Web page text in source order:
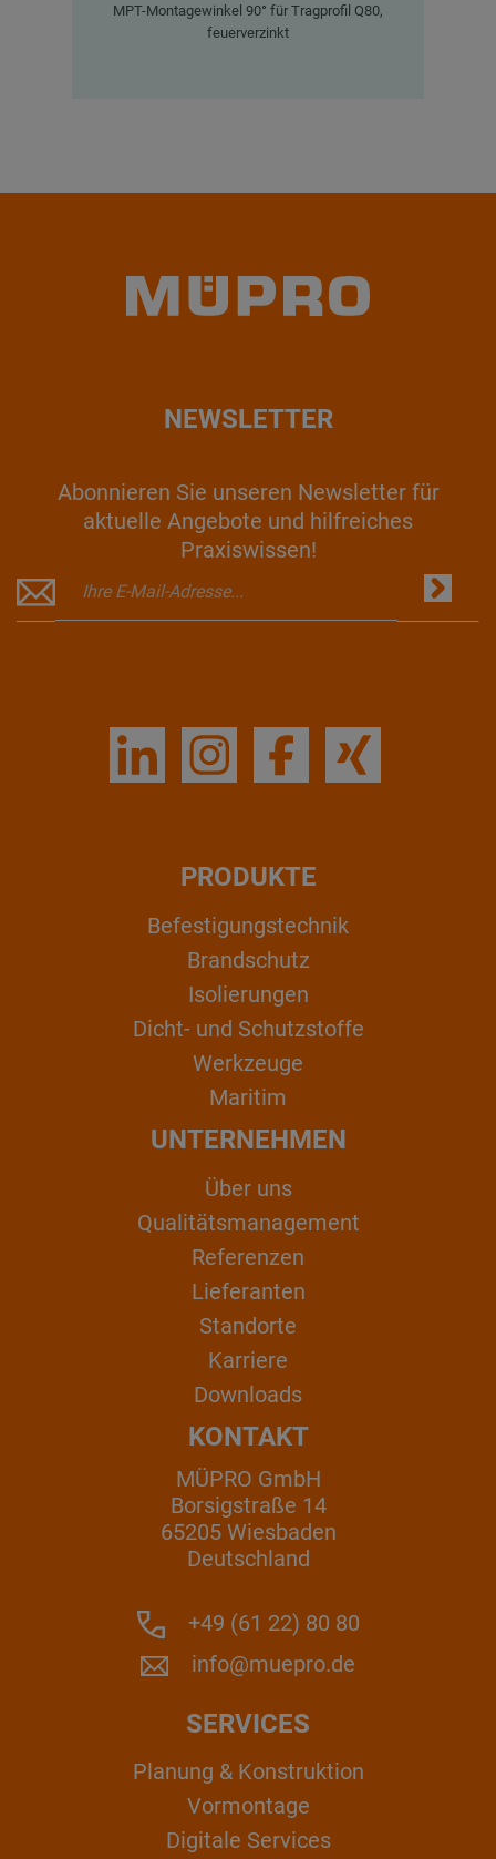
MPT-Montagewinkel 90° für Tragprofil Q80,
feuerverzinkt
NEWSLETTER
Abonnieren Sie unseren Newsletter für
aktuelle Angebote und hilfreiches
Praxiswissen!
PRODUKTE
Befestigungstechnik
Brandschutz
Isolierungen
Dicht- und Schutzstoffe
Werkzeuge
Maritim
UNTERNEHMEN
Über uns
Qualitätsmanagement
Referenzen
Lieferanten
Standorte
Karriere
Downloads
KONTAKT
MÜPRO GmbH
Borsigstraße 14
65205 Wiesbaden
Deutschland
+49 (61 22) 80 80
info@muepro.de
SERVICES
Planung & Konstruktion
Vormontage
Digitale Services